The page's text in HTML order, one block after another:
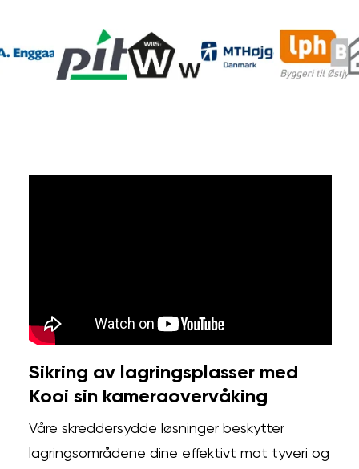
Sikring av lagringsplasser med
Kooi sin kameraovervåking
Våre skreddersydde løsninger beskytter
lagringsområdene dine effektivt mot tyveri og